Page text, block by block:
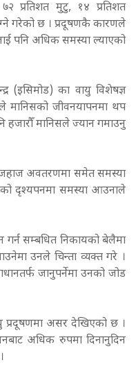
प्रतिशत मुटु, १४ प्रतिशत
गरेको छ । प्रदूषणकै कारणले
पनि अधिक समस्या ल्याएको
(इसिमोड) का वायु विशेषज्ञ
मानिसको जीवनयापनमा थप
हजारौँ मानिसले ज्यान गमाउनु
अवतरणमा समेत समस्या
दृश्यपनमा समस्या आउनाले
सम्बधित निकायको बेलैमा
उनले चिन्ता व्यक्त गरे ।
जानुपर्नेमा उनको जोड
प्रदूषणमा असर देखिएको छ ।
अधिक रुपमा दिनानुदिन